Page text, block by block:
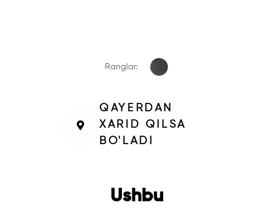
Ranglar:
QAYERDAN
XARID QILSA
BO'LADI
Ushbu